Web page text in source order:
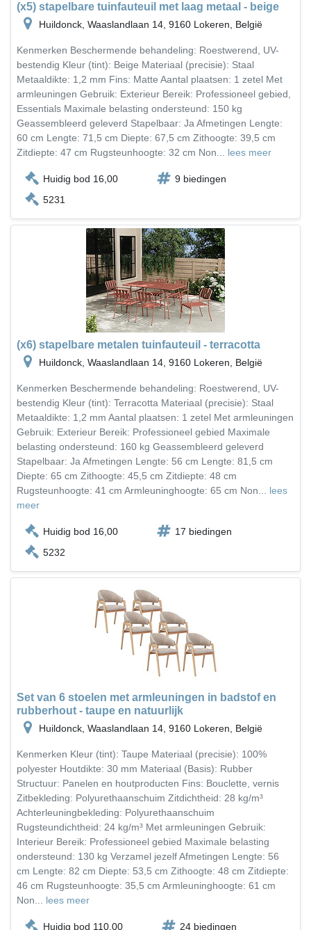
(x5) stapelbare tuinfauteuil met laag metaal - beige
Huildonck, Waaslandlaan 14, 9160 Lokeren, België
Kenmerken Beschermende behandeling: Roestwerend, UV-
bestendig Kleur (tint): Beige Materiaal (precisie): Staal
Metaaldikte: 1,2 mm Fins: Matte Aantal plaatsen: 1 zetel Met
armleuningen Gebruik: Exterieur Bereik: Professioneel gebied,
Essentials Maximale belasting ondersteund: 150 kg
Geassembleerd geleverd Stapelbaar: Ja Afmetingen Lengte:
60 cm Lengte: 71,5 cm Diepte: 67,5 cm Zithoogte: 39,5 cm
Zitdiepte: 47 cm Rugsteunhoogte: 32 cm Non... lees meer
Huidig bod 16,00
9 biedingen
5231
(x6) stapelbare metalen tuinfauteuil - terracotta
Huildonck, Waaslandlaan 14, 9160 Lokeren, België
Kenmerken Beschermende behandeling: Roestwerend, UV-
bestendig Kleur (tint): Terracotta Materiaal (precisie): Staal
Metaaldikte: 1,2 mm Aantal plaatsen: 1 zetel Met armleuningen
Gebruik: Exterieur Bereik: Professioneel gebied Maximale
belasting ondersteund: 160 kg Geassembleerd geleverd
Stapelbaar: Ja Afmetingen Lengte: 56 cm Lengte: 81,5 cm
Diepte: 65 cm Zithoogte: 45,5 cm Zitdiepte: 48 cm
Rugsteunhoogte: 41 cm Armleuninghoogte: 65 cm Non... lees
meer
Huidig bod 16,00
17 biedingen
5232
Set van 6 stoelen met armleuningen in badstof en
rubberhout - taupe en natuurlijk
Huildonck, Waaslandlaan 14, 9160 Lokeren, België
Kenmerken Kleur (tint): Taupe Materiaal (precisie): 100%
polyester Houtdikte: 30 mm Materiaal (Basis): Rubber
Structuur: Panelen en houtproducten Fins: Bouclette, vernis
Zitbekleding: Polyurethaanschuim Zitdichtheid: 28 kg/m³
Achterleuningbekleding: Polyurethaanschuim
Rugsteundichtheid: 24 kg/m³ Met armleuningen Gebruik:
Interieur Bereik: Professioneel gebied Maximale belasting
ondersteund: 130 kg Verzamel jezelf Afmetingen Lengte: 56
cm Lengte: 82 cm Diepte: 53,5 cm Zithoogte: 48 cm Zitdiepte:
46 cm Rugsteunhoogte: 35,5 cm Armleuninghoogte: 61 cm
Non... lees meer
Huidig bod 110,00 24 biedingen